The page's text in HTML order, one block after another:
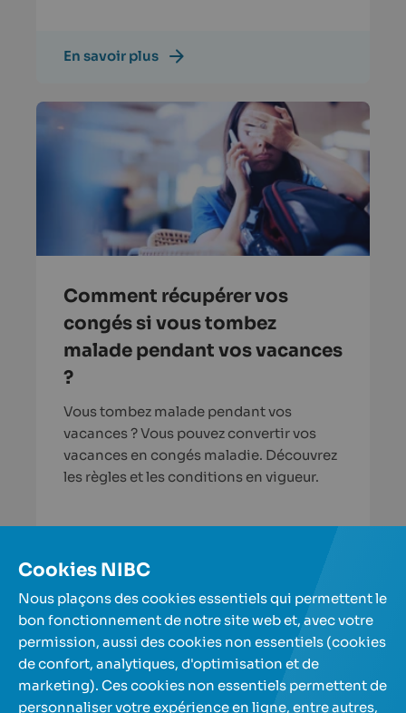
En savoir plus
Comment récupérer vos
congés si vous tombez
malade pendant vos vacances
?
Vous tombez malade pendant vos
vacances ? Vous pouvez convertir vos
vacances en congés maladie. Découvrez
les règles et les conditions en vigueur.
En savoir plus
Plus d'articles
Nos comptes d'épargne
Cookies NIBC
Nous plaçons des cookies essentiels qui permettent le
bon fonctionnement de notre site web et, avec votre
permission, aussi des cookies non essentiels (cookies
de confort, analytiques, d'optimisation et de
marketing). Ces cookies non essentiels permettent de
personnaliser votre expérience en ligne, entre autres,